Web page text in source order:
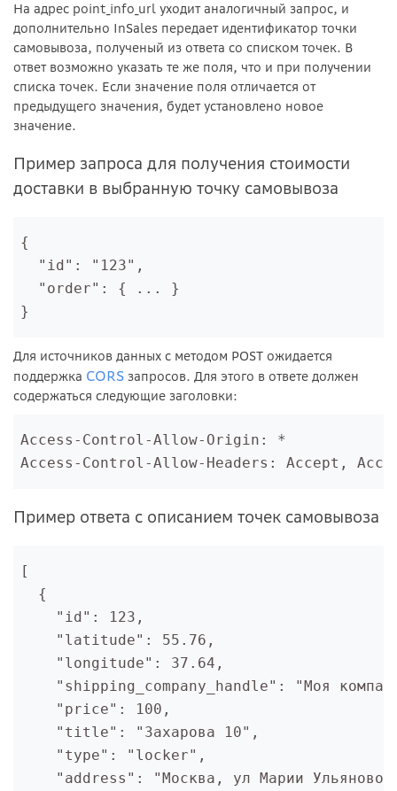
На адрес point_info_url уходит аналогичный запрос, и
дополнительно InSales передает идентификатор точки
самовывоза, полученый из ответа со списком точек. В
ответ возможно указать те же поля, что и при получении
списка точек. Если значение поля отличается от
предыдущего значения, будет установлено новое
значение.
Пример запроса для получения стоимости
доставки в выбранную точку самовывоза
{
  "id": "123",
  "order": { ... }
Для источников данных с методом POST ожидается
поддержка CORS запросов. Для этого в ответе должен
содержаться следующие заголовки:
Access-Control-Allow-Origin: *
Access-Control-Allow-Headers: Accept,
Пример ответа с описанием точек самовывоза
[
  {
    "id": 123,
    "latitude": 55.76,
    "longitude": 37.64,
"shipping_company_handle": "Моя
    "price": 100,
    "title": "Захарова 10",
    "type": "locker",
"address": "Москва, ул Марии Ульяновой